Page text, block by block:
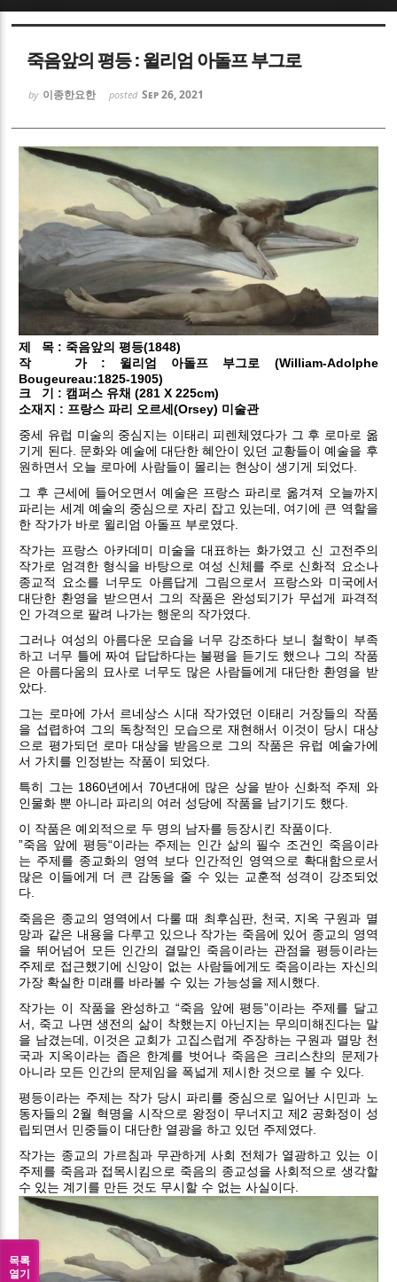
죽음앞의 평등 : 윌리엄 아돌프 부그로
by 이종한요한 posted Sep 26, 2021
제 목 : 죽음앞의 평등(1848)
작
가 : 윌리엄 아돌프 부그로 (William-Adolphe
Bougeureau:1825-1905)
크
기 : 캠퍼스 유채 (281 X 225cm)
소재지 : 프랑스 파리 오르세(Orsey) 미술관
중세 유럽 미술의 중심지는 이태리 피렌체였다가 그 후 로마로 옮
기게 된다. 문화와 예술에 대단한 혜안이 있던 교황들이 예술을 후
원하면서 오늘 로마에 사람들이 몰리는 현상이 생기게 되었다.
그 후 근세에 들어오면서 예술은 프랑스 파리로 옮겨져 오늘까지
파리는 세계 예술의 중심으로 자리 잡고 있는데, 여기에 큰 역할을
한 작가가 바로 윌리엄 아돌프 부로였다.
작가는 프랑스 아카데미 미술을 대표하는 화가였고 신 고전주의
작가로 엄격한 형식을 바탕으로 여성 신체를 주로 신화적 요소나
종교적 요소를 너무도 아름답게 그림으로서 프랑스와 미국에서
대단한 환영을 받으면서 그의 작품은 완성되기가 무섭게 파격적
인 가격으로 팔려 나가는 행운의 작가였다.
그러나 여성의 아름다운 모습을 너무 강조하다 보니 철학이 부족
하고 너무 틀에 짜여 답답하다는 불평을 듣기도 했으나 그의 작품
은 아름다움의 묘사로 너무도 많은 사람들에게 대단한 환영을 받
았다.
그는 로마에 가서 르네상스 시대 작가였던 이태리 거장들의 작품
을 섭렵하여 그의 독창적인 모습으로 재현해서 이것이 당시 대상
으로 평가되던 로마 대상을 받음으로 그의 작품은 유럽 예술가에
서 가치를 인정받는 작품이 되었다.
특히 그는 1860년에서 70년대에 많은 상을 받아 신화적 주제 와
인물화 뿐 아니라 파리의 여러 성당에 작품을 남기기도 했다.
이 작품은 예외적으로 두 명의 남자를 등장시킨 작품이다.
”죽음 앞에 평등“이라는 주제는 인간 삶의 필수 조건인 죽음이라
는 주제를 종교화의 영역 보다 인간적인 영역으로 확대함으로서
많은 이들에게 더 큰 감동을 줄 수 있는 교훈적 성격이 강조되었
다.
죽음은 종교의 영역에서 다룰 때 최후심판, 천국, 지옥 구원과 멸
망과 같은 내용을 다루고 있으나 작가는 죽음에 있어 종교의 영역
을 뛰어넘어 모든 인간의 결말인 죽음이라는 관점을 평등이라는
주제로 접근했기에 신앙이 없는 사람들에게도 죽음이라는 자신의
가장 확실한 미래를 바라볼 수 있는 가능성을 제시했다.
작가는 이 작품을 완성하고 “죽음 앞에 평등”이라는 주제를 달고
서, 죽고 나면 생전의 삶이 착했는지 아닌지는 무의미해진다는 말
을 남겼는데, 이것은 교회가 고집스럽게 주장하는 구원과 멸망 천
국과 지옥이라는 좁은 한계를 벗어나 죽음은 크리스챤의 문제가
아니라 모든 인간의 문제임을 폭넓게 제시한 것으로 볼 수 있다.
평등이라는 주제는 작가 당시 파리를 중심으로 일어난 시민과 노
동자들의 2월 혁명을 시작으로 왕정이 무너지고 제2 공화정이 성
립되면서 민중들이 대단한 열광을 하고 있던 주제였다.
작가는 종교의 가르침과 무관하게 사회 전체가 열광하고 있는 이
주제를 죽음과 접목시킴으로 죽음의 종교성을 사회적으로 생각할
수 있는 계기를 만든 것도 무시할 수 없는 사실이다.
목록
열기
Sketchbook5, 스케치북5
Sketchbook5, 스케치북5
Sketchbook5, 스케치북5
Sketchbook5, 스케치북5